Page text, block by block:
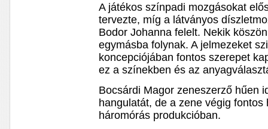
A játékos színpadi mozgásokat
tervezte, míg a látványos
Bodor Johanna felelt. Nekik
egymásba folynak. A jelmezeket
koncepciójában fontos szerepet
ez a színekben és az
Bocsárdi Magor zeneszerző hűen
hangulatát, de a zene végig
háromórás produkcióban.